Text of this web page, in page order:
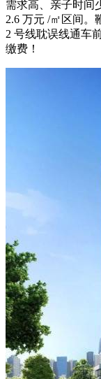
需求高、亲子时间
2.6 万元 /㎡区间
2 号线耽误线通车
缴费！